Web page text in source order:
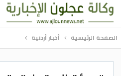
الصفحة الرئيسية أخبار أردنية